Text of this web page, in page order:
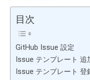
目次
GitHub Issue 設定
Issue テンプレート 追
Issue テンプレート 登